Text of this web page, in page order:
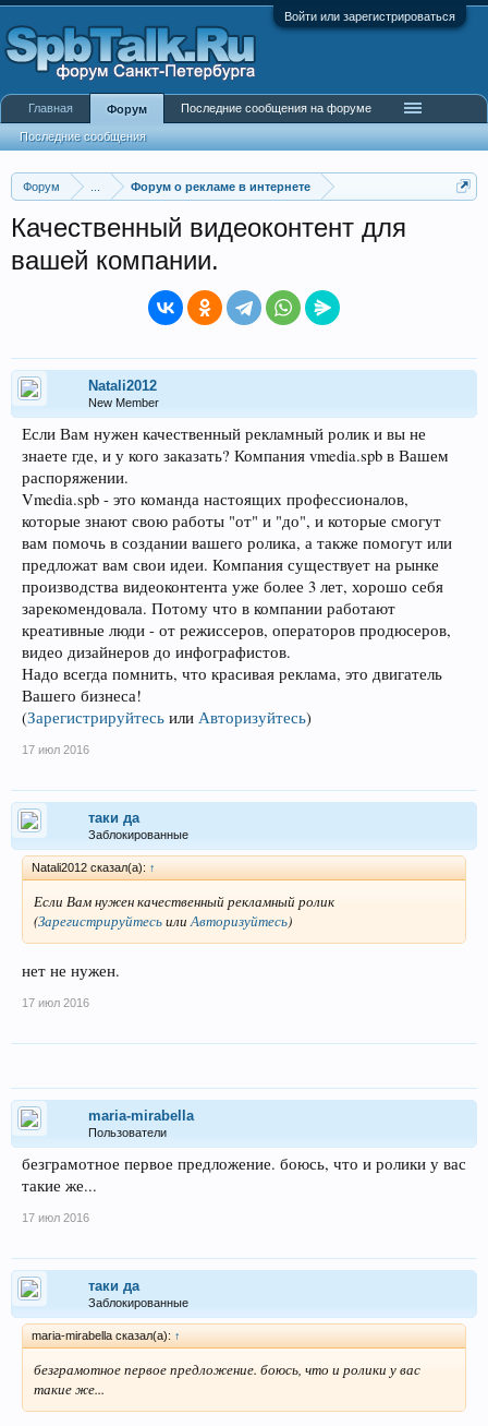
Войти или зарегистрироваться
Форум Форум о рекламе в интернете
Качественный видеоконтент для
вашей компании.
Natali2012
New Member
Если Вам нужен качественный рекламный ролик и вы не
знаете где, и у кого заказать? Компания vmedia.spb в Вашем
распоряжении.
Vmedia.spb - это команда настоящих профессионалов,
которые знают свою работы "от" и "до", и которые смогут
вам помочь в создании вашего ролика, а также помогут или
предложат вам свои идеи. Компания существует на рынке
производства видеоконтента уже более 3 лет, хорошо себя
зарекомендовала. Потому что в компании работают
креативные люди - от режиссеров, операторов продюсеров,
видео дизайнеров до инфографистов.
Надо всегда помнить, что красивая реклама, это двигатель
Вашего бизнеса!
(Зарегистрируйтесь или Авторизуйтесь)
17 июл 2016
таки да
Заблокированные
Natali2012 сказал(а): ↑
Если Вам нужен качественный рекламный ролик
(ЗарегистрируйтесьилиАвторизуйтесь)
нет не нужен.
17 июл 2016
maria-mirabella
Пользователи
безграмотное первое предложение. боюсь, что и ролики у вас
такие же...
17 июл 2016
таки да
Заблокированные
maria-mirabella сказал(а): ↑
безграмотное первое предложение. боюсь, что и ролики у вас
такие же...
Главная Форум
Последние сообщения
Последние сообщения на форуме